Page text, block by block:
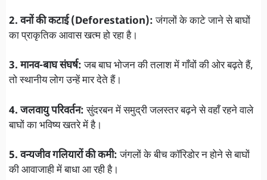
2. वनों की कटाई (Deforestation):जंगलों के काटे जाने से बाघों
का प्राकृतिक आवास खत्म हो रहा है।
3. मानव-बाघ संघर्ष:जब बाघ भोजन की तलाश में गाँवों की ओर बढ़ते हैं,
तो स्थानीय लोग उन्हें मार देते हैं।
4. जलवायु परिवर्तन:सुंदरबन में समुद्री जलस्तर बढ़ने से वहाँ रहने वाले
बाघों का भविष्य खतरे में है।
5. वन्यजीव गलियारों की कमी:जंगलों के बीच कॉरिडोर न होने से बाघों
की आवाजाही में बाधा आ रही है।